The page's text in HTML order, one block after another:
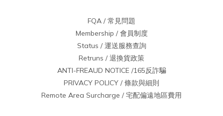
FQA / 常見問題
Membership / 會員制度
Status / 運送服務查詢
Retruns / 退換貨政策
ANTI-FREAUD NOTICE /165反詐騙
PRIVACY POLICY / 條款與細則
Remote Area Surcharge / 宅配偏遠地區費用